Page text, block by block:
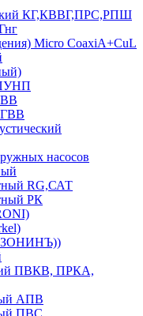
КГ,КВВГ,ПРС,РПШ
Micro CoaxiA+CuL
насосов
RG,САТ
РК
ПВКВ, ПРКА,
АПВ